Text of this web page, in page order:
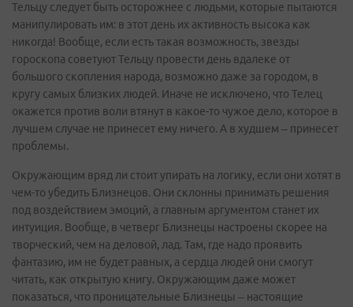
Тельцу следует быть осторожнее с людьми, которые пытаются
манипулировать им: в этот день их активность высока как
никогда! Вообще, если есть такая возможность, звезды
гороскопа советуют Тельцу провести день вдалеке от
большого скопления народа, возможно даже за городом, в
кругу самых близких людей. Иначе не исключено, что Телец
окажется против воли втянут в какое-то чужое дело, которое в
лучшем случае не принесет ему ничего. А в худшем – принесет
проблемы.
Окружающим вряд ли стоит упирать на логику, если они хотят в
чем-то убедить Близнецов. Они склонны принимать решения
под воздействием эмоций, а главным аргументом станет их
интуиция. Вообще, в четверг Близнецы настроены скорее на
творческий, чем на деловой, лад. Там, где надо проявить
фантазию, им не будет равных, а сердца людей они смогут
читать, как открытую книгу. Окружающим даже может
показаться, что проницательные Близнецы – настоящие